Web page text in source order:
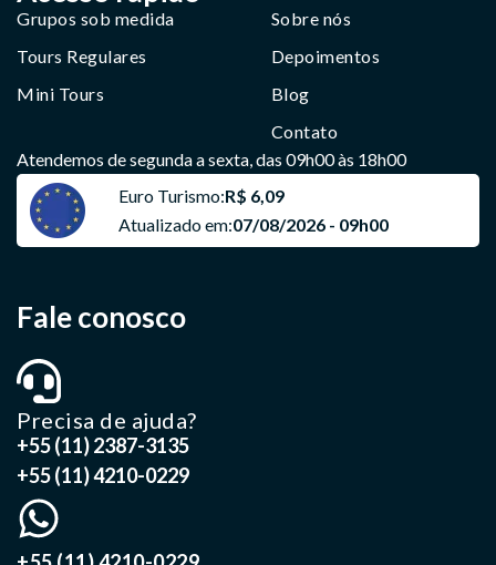
Grupos sob medida
Tours Regulares
Mini Tours
Sobre nós
Depoimentos
Blog
Contato
Atendemos de segunda a sexta, das 09h00 às 18h00
Euro Turismo:R$ 6,09
Atualizado em:07/08/2026 - 09h00
Fale conosco
Precisa de ajuda?
+55 (11) 2387-3135
+55 (11) 4210-0229